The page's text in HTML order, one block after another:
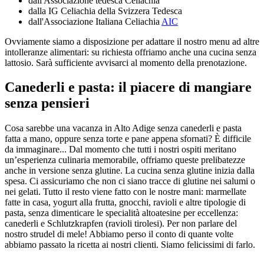
dalla IG Celiachia della Svizzera Tedesca
dall'Associazione Italiana Celiachia AIC
Ovviamente siamo a disposizione per adattare il nostro menu ad altre
intolleranze alimentari: su richiesta offriamo anche una cucina senza
lattosio. Sarà sufficiente avvisarci al momento della prenotazione.
Canederli e pasta: il piacere di mangiare
senza pensieri
Cosa sarebbe una vacanza in Alto Adige senza canederli e pasta
fatta a mano, oppure senza torte e pane appena sfornati? È difficile
da immaginare... Dal momento che tutti i nostri ospiti meritano
un’esperienza culinaria memorabile, offriamo queste prelibatezze
anche in versione senza glutine. La cucina senza glutine inizia dalla
spesa. Ci assicuriamo che non ci siano tracce di glutine nei salumi o
nei gelati. Tutto il resto viene fatto con le nostre mani: marmellate
fatte in casa, yogurt alla frutta, gnocchi, ravioli e altre tipologie di
pasta, senza dimenticare le specialità altoatesine per eccellenza:
canederli e Schlutzkrapfen (ravioli tirolesi). Per non parlare del
nostro strudel di mele! Abbiamo perso il conto di quante volte
abbiamo passato la ricetta ai nostri clienti. Siamo felicissimi di farlo.